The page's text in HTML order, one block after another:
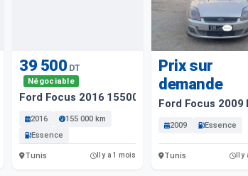
39 500 DT
Négociable
Ford Focus 2016 155000 Km
2016
155 000 km
Essence
Tunis Il y a 1 mois
Prix sur
demande
Ford Focus 2009
2009 Essence
Tunis Il